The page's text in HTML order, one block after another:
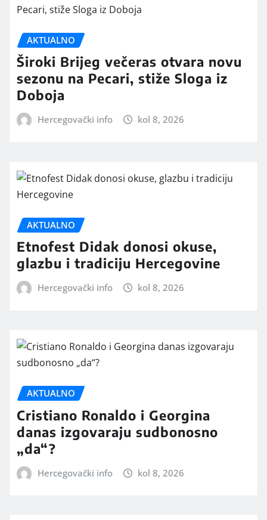
AKTUALNO
Široki Brijeg večeras otvara novu
sezonu na Pecari, stiže Sloga iz
Doboja
Hercegovački info kol 8, 2026
AKTUALNO
Etnofest Didak donosi okuse,
glazbu i tradiciju Hercegovine
Hercegovački info kol 8, 2026
AKTUALNO
Cristiano Ronaldo i Georgina
danas izgovaraju sudbonosno
„da“?
Hercegovački info kol 8, 2026